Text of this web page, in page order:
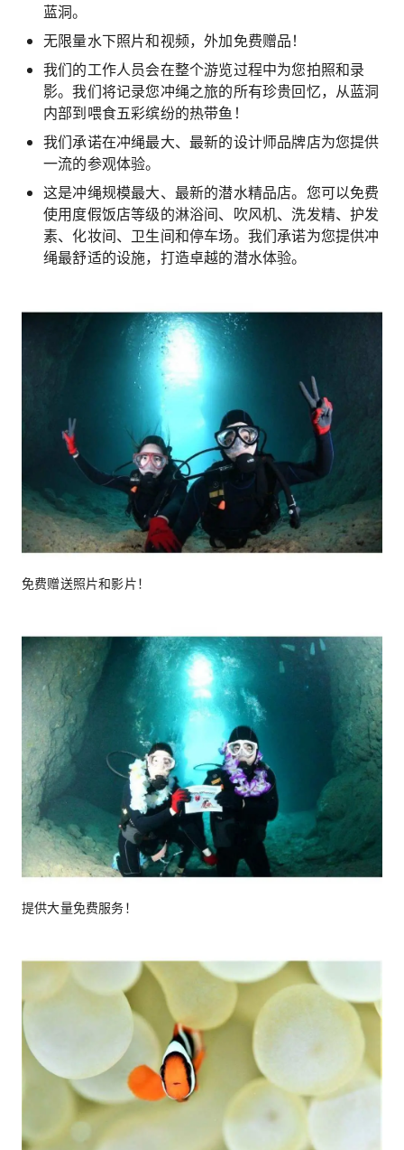
蓝洞。
无限量水下照片和视频，外加免费赠品！
我们的工作人员会在整个游览过程中为您拍照和录
影。我们将记录您冲绳之旅的所有珍贵回忆，从蓝洞
内部到喂食五彩缤纷的热带鱼！
我们承诺在冲绳最大、最新的设计师品牌店为您提供
一流的参观体验。
这是冲绳规模最大、最新的潜水精品店。您可以免费
使用度假饭店等级的淋浴间、吹风机、洗发精、护发
素、化妆间、卫生间和停车场。我们承诺为您提供冲
绳最舒适的设施，打造卓越的潜水体验。
免费赠送照片和影片！
提供大量免费服务！